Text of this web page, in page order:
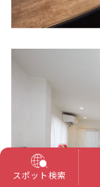
スポット検索